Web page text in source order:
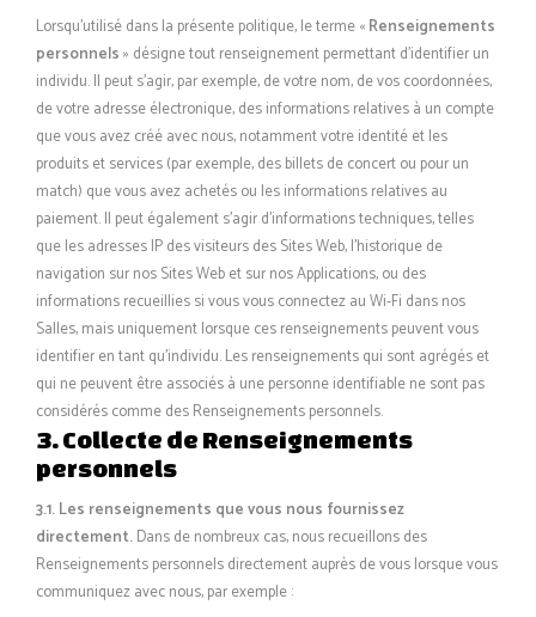
Lorsqu’utilisé dans la présente politique, le terme «Renseignements
personnels» désigne tout renseignement permettant d’identifier un
individu. Il peut s’agir, par exemple, de votre nom, de vos coordonnées,
de votre adresse électronique, des informations relatives à un compte
que vous avez créé avec nous, notamment votre identité et les
produits et services (par exemple, des billets de concert ou pour un
match) que vous avez achetés ou les informations relatives au
paiement. Il peut également s’agir d’informations techniques, telles
que les adresses IP des visiteurs des Sites Web, l’historique de
navigation sur nos Sites Web et sur nos Applications, ou des
informations recueillies si vous vous connectez au Wi-Fi dans nos
Salles, mais uniquement lorsque ces renseignements peuvent vous
identifier en tant qu’individu. Les renseignements qui sont agrégés et
qui ne peuvent être associés à une personne identifiable ne sont pas
considérés comme des Renseignements personnels.
3. Collecte de Renseignements
personnels
3.1.Les renseignements que vous nous fournissez
directement.Dans de nombreux cas, nous recueillons des
Renseignements personnels directement auprès de vous lorsque vous
communiquez avec nous, par exemple :